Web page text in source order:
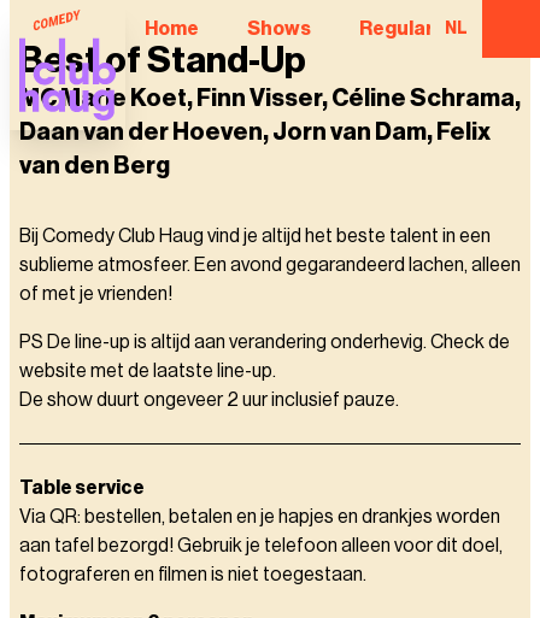
Home Shows Regular NL
Best of Stand-Up
MC Marie Koet, Finn Visser, Céline Schrama,
Daan van der Hoeven, Jorn van Dam, Felix
van den Berg
Bij Comedy Club Haug vind je altijd het beste talent in een
sublieme atmosfeer. Een avond gegarandeerd lachen, alleen
of met je vrienden!
PS De line-up is altijd aan verandering onderhevig. Check de
website met de laatste line-up.
De show duurt ongeveer 2 uur inclusief pauze.
Table service
Via QR: bestellen, betalen en je hapjes en drankjes worden
aan tafel bezorgd! Gebruik je telefoon alleen voor dit doel,
fotograferen en filmen is niet toegestaan.